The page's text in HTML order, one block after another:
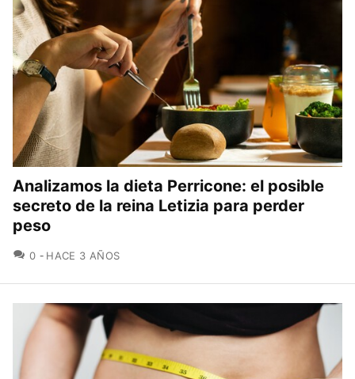
Analizamos la dieta Perricone: el posible
secreto de la reina Letizia para perder
peso
0 COMENTARIOS
HACE 3 AÑOS